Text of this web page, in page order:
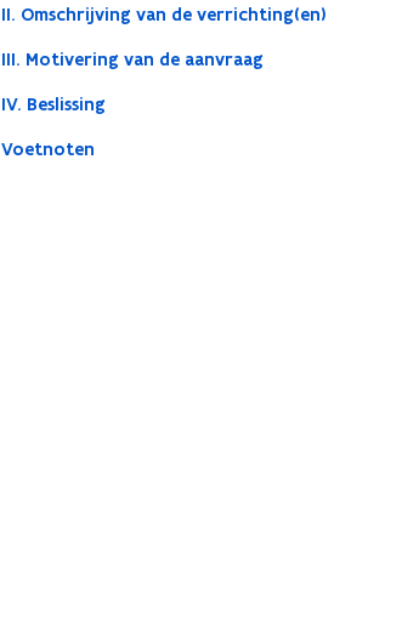
II. Omschrijving van de verrichting(en)
III. Motivering van de aanvraag
IV. Beslissing
Voetnoten